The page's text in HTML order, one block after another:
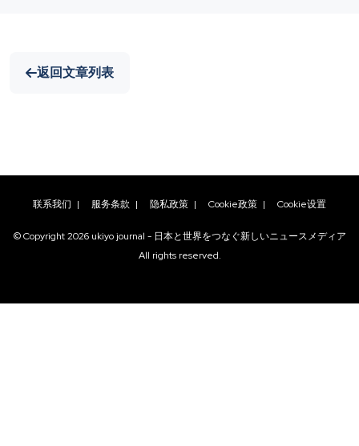
返回文章列表
联系我们 | 服务条款 | 隐私政策 | Cookie政策 | Cookie设置
© Copyright2026 ukiyo journal - 日本と世界をつなぐ新しいニュースメディア
All rights reserved.